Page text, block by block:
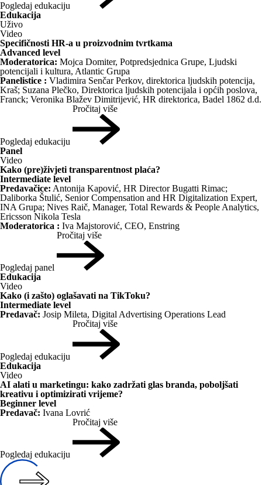
Pogledaj edukaciju
Edukacija
Uživo
Video
Specifičnosti HR-a u proizvodnim tvrtkama
Advanced level
Moderatorica: Mojca Domiter, Potpredsjednica Grupe, Ljudski
potencijali i kultura, Atlantic Grupa
Panelistice : Vladimira Senčar Perkov, direktorica ljudskih potencija,
Kraš; Suzana Plečko, Direktorica ljudskih potencijala i općih poslova,
Franck; Veronika Blažev Dimitrijević, HR direktorica, Badel 1862 d.d.
Pogledaj edukaciju
Pročitaj više
Panel
Video
Kako (pre)živjeti transparentnost plaća?
Intermediate level
Predavačice: Antonija Kapović, HR Director Bugatti Rimac;
Daliborka Štulić, Senior Compensation and HR Digitalization Expert,
INA Grupa; Nives Raič, Manager, Total Rewards & People Analytics,
Ericsson Nikola Tesla
Moderatorica : Iva Majstorović, CEO, Enstring
Pogledaj panel
Pročitaj više
Edukacija
Video
Kako (i zašto) oglašavati na TikToku?
Intermediate level
Predavač: Josip Mileta, Digital Advertising Operations Lead
Pogledaj edukaciju
Pročitaj više
Edukacija
Video
AI alati u marketingu: kako zadržati glas branda, poboljšati
kreativu i optimizirati vrijeme?
Beginner level
Predavač: Ivana Lovrić
Pogledaj edukaciju
Pročitaj više